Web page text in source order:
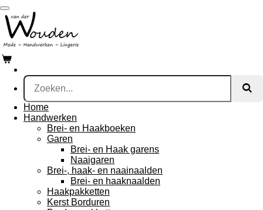
Ga
direct
naar
de
Home
Handwerken
Brei- en Haakboeken
Garen
Brei- en Haak garens
Naaigaren
Brei-, haak- en naainaalden
Brei- en haaknaalden
Haakpakketten
Kerst Borduren